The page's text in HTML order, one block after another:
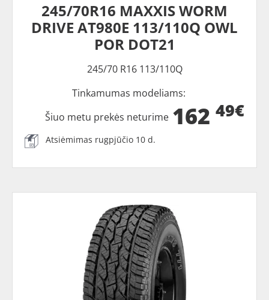
245/70R16 MAXXIS WORM
DRIVE AT980E 113/110Q OWL
POR DOT21
245/70 R16 113/110Q
Tinkamumas modeliams:
162 49€
Šiuo metu prekės neturime
Atsiėmimas rugpjūčio 10 d.